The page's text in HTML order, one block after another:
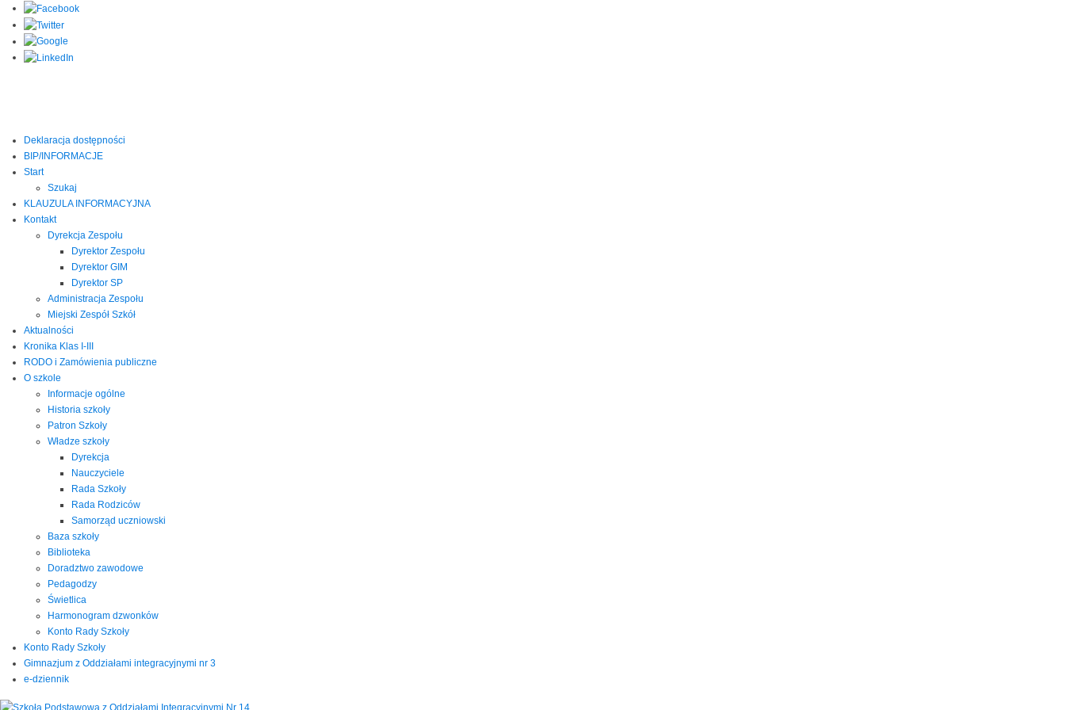
Deklaracja dostępności
BIP/INFORMACJE
Start
Szukaj
KLAUZULA INFORMACYJNA
Kontakt
Dyrekcja Zespołu
Dyrektor Zespołu
Dyrektor GIM
Dyrektor SP
Administracja Zespołu
Miejski Zespół Szkół
Aktualności
Kronika Klas I-III
RODO i Zamówienia publiczne
O szkole
Informacje ogólne
Historia szkoły
Patron Szkoły
Władze szkoły
Dyrekcja
Nauczyciele
Rada Szkoły
Rada Rodziców
Samorząd uczniowski
Baza szkoły
Biblioteka
Doradztwo zawodowe
Pedagodzy
Świetlica
Harmonogram dzwonków
Konto Rady Szkoły
Konto Rady Szkoły
Gimnazjum z Oddziałami integracyjnymi nr 3
e-dziennik